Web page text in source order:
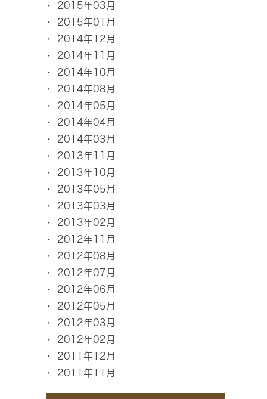
2015年03月
2015年01月
2014年12月
2014年11月
2014年10月
2014年08月
2014年05月
2014年04月
2014年03月
2013年11月
2013年10月
2013年05月
2013年03月
2013年02月
2012年11月
2012年08月
2012年07月
2012年06月
2012年05月
2012年03月
2012年02月
2011年12月
2011年11月